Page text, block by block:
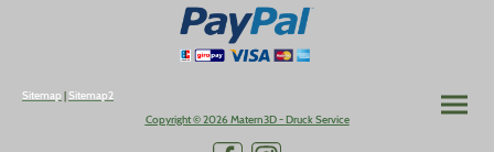
Sitemap | Sitemap2
Copyright © 2026 Matern3D - Druck Service